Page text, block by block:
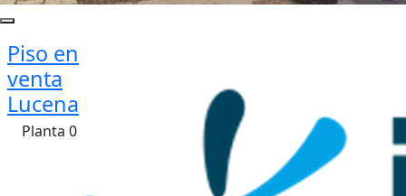
Piso en
venta
Lucena
Planta 0